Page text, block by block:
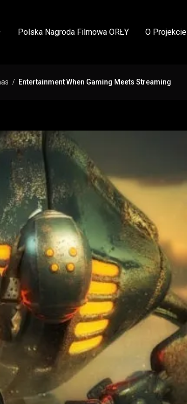
Polska Nagroda Filmowa ORŁY O Projekcie
Entertainment When Gaming Meets Streaming